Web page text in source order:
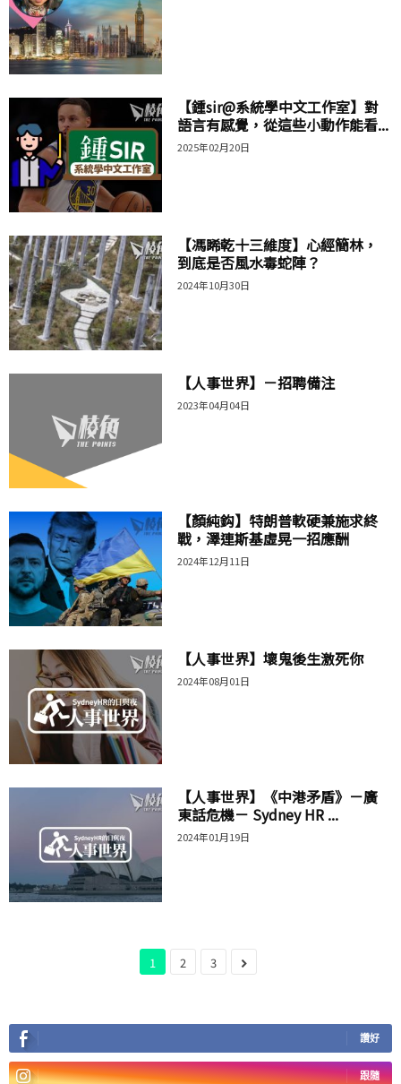
【鍾sir@系統學中文工作室】對
語言有感覺，從這些小動作能看...
2025年02月20日
【馮睎乾十三維度】心經簡林，
到底是否風水毒蛇陣？
2024年10月30日
【人事世界】－招聘備注
2023年04月04日
【顏純鈎】特朗普軟硬兼施求終
戰，澤連斯基虛晃一招應酬
2024年12月11日
【人事世界】壞鬼後生激死你
2024年08月01日
【人事世界】《中港矛盾》－廣
東話危機－ Sydney HR ...
2024年01月19日
1 2 3
讚好
跟隨